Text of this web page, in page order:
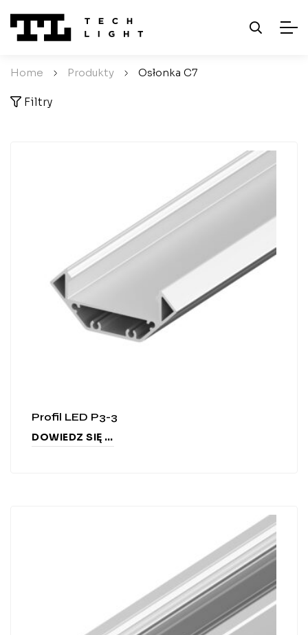
Home / Produkty / Osłonka C7
Filtry
Profil LED P3-3
DOWIEDZ SIĘ WIĘCEJ